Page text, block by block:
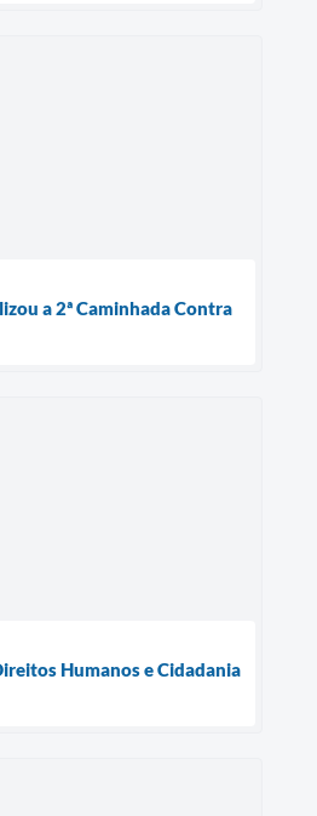
a 2ª Caminhada Contra
Humanos e Cidadania